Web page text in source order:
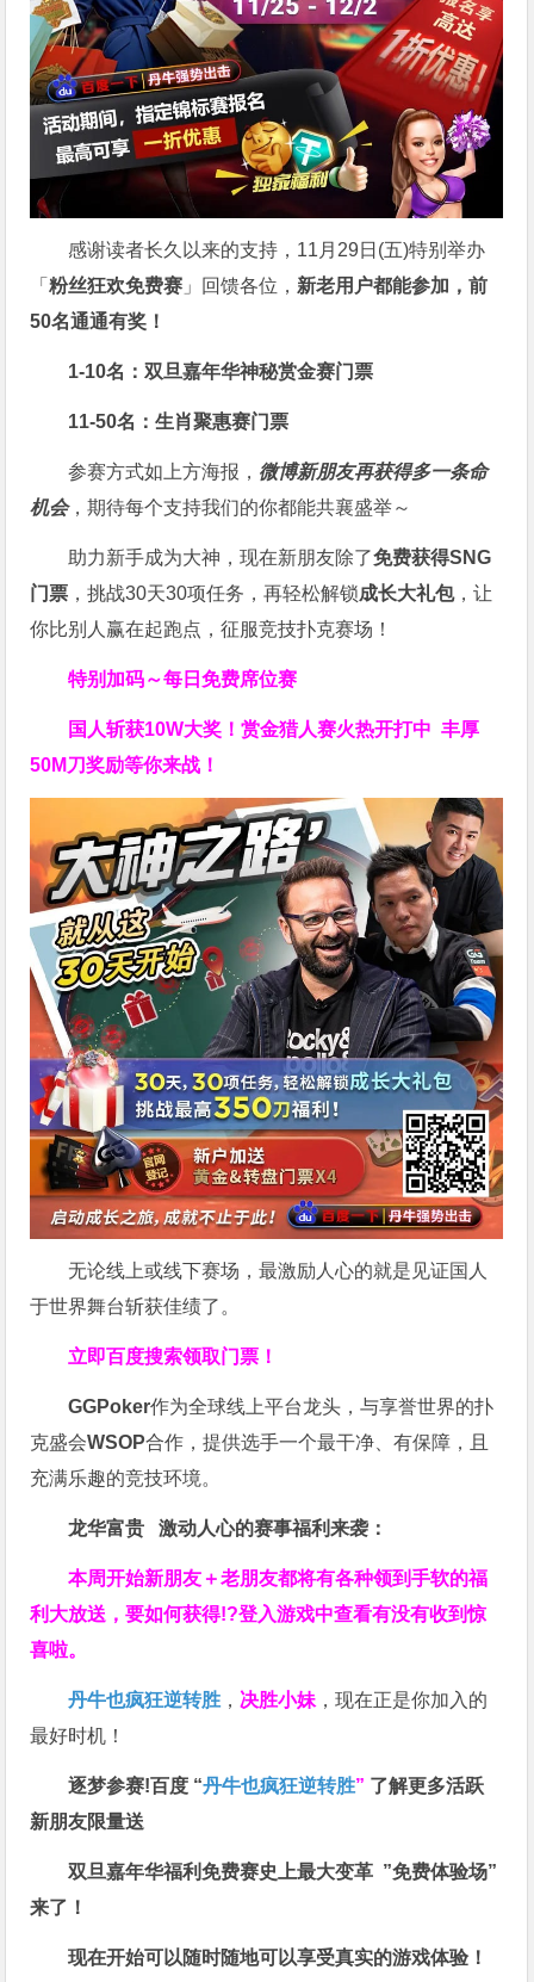
感谢读者长久以来的支持，11月29日(五)特别举办
「粉丝狂欢免费赛 」回馈各位， 新老用户都能参加，前
50名通通有奖！
1-10名：双旦嘉年华神秘赏金赛门票
11-50名：生肖聚惠赛门票
参赛方式如上方海报， 微博新朋友再获得多一条命
机会，期待每个支持我们的你都能共襄盛举～
助力新手成为大神，现在新朋友除了免费获得SNG
门票 ，挑战30天30项任务，再轻松解锁成长大礼包，让
你比别人赢在起跑点，征服竞技扑克赛场！
特别加码～每日免费席位赛
国人斩获10W大奖！赏金猎人赛火热开打中 丰厚
50M刀奖励等你来战！
无论线上或线下赛场，最激励人心的就是见证国人
于世界舞台斩获佳绩了。
立即百度搜索领取门票！
GGPoker作为全球线上平台龙头，与享誉世界的扑
克盛会WSOP合作，提供选手一个最干净、有保障，且
充满乐趣的竞技环境。
龙华富贵 激动人心的赛事福利来袭：
本周开始新朋友＋老朋友都将有各种领到手软的福
利大放送，要如何获得!?登入游戏中查看有没有收到惊
喜啦。
丹牛也疯狂逆转胜 ， 决胜小妹 ，现在正是你加入的
最好时机！
逐梦参赛!百度 “丹牛也疯狂逆转胜” 了解更多活跃
新朋友限量送
双旦嘉年华福利免费赛史上最大变革 ”免费体验场”
来了！
现在开始可以随时随地可以享受真实的游戏体验！